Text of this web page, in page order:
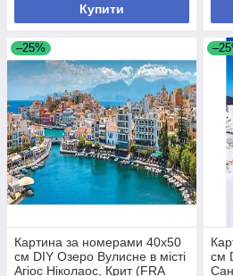
Купити
–25%
Картина за номерами 40x50
см DIY Озеро Вулисне в місті
Агіос Ніколаос, Крит (FRA
см